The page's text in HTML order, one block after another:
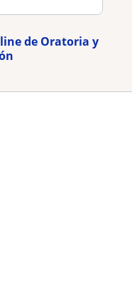
de Oratoria y